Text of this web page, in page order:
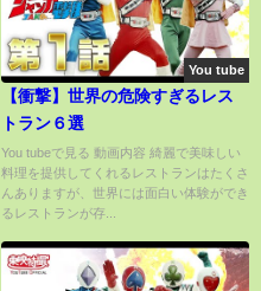
You tube
【衝撃】世界の危険すぎるレス
トラン６選
You tubeで見る 動画内容 綺麗で美味しい
料理を提供してくれるレストランはたくさ
んありますが、世界には面白い体験ができ
るレストランが存...